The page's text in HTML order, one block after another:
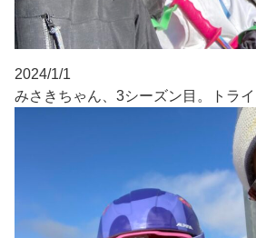
2024/1/1
みさきちゃん、3シーズン目。トライ